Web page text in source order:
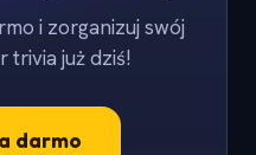
i zorganizuj swój
trivia już dziś!
darmo